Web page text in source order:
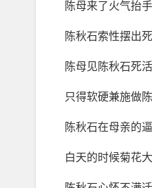
陈母来了火气抬
陈秋石索性摆出
陈母见陈秋石死
只得软硬兼施做
陈秋石在母亲的
白天的时候菊花